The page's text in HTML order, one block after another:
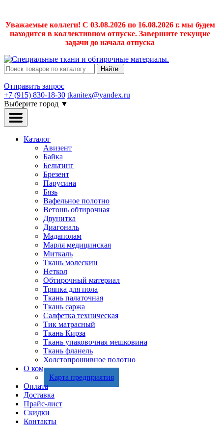
Уважаемые коллеги! С 03.08.2026 по 16.08.2026 г. мы будем
находится в коллективном отпуске. Завершите текущие
задачи до начала отпуска
Найти
Отправить запрос
+7 (915) 830-18-30 tkanitex@yandex.ru
Выберите город ▼
Каталог
Авизент
Байка
Бельтинг
Брезент
Парусина
Бязь
Вафельное полотно
Ветошь обтирочная
Двунитка
Диагональ
Мадаполам
Марля медицинская
Миткаль
Ткань молескин
Неткол
Обтирочный материал
Тряпка для пола
Ткань палаточная
Ткань саржа
Салфетка техническая
Тик матрасный
Ткань Кирза
Ткань упаковочная мешковина
Ткань фланель
Холстопрошивное полотно
О компании
Карта предприятия
Оплата
Доставка
Прайс-лист
Скидки
Контакты